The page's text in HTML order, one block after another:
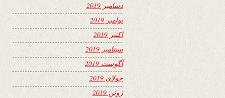
دسامبر 2019
نوامبر 2019
اکتبر 2019
سپتامبر 2019
آگوست 2019
جولای 2019
ژوئن 2019